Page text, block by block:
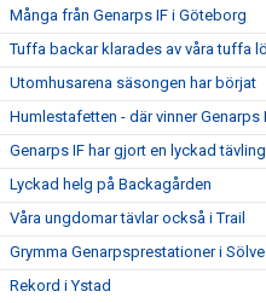
Många från Genarps IF i Göteborg
Tuffa backar klarades av våra tuffa
Utomhusarena säsongen har börjat
Humlestafetten - där vinner Genarps
Genarps IF har gjort en lyckad tävling
Lyckad helg på Backagården
Våra ungdomar tävlar också i Trail
Grymma Genarpsprestationer i
Rekord i Ystad